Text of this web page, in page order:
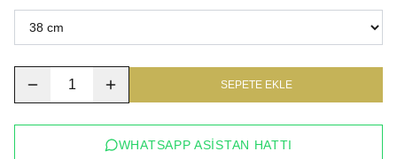
1 SEPETE EKLE
WHATSAPP ASISTAN HATTI